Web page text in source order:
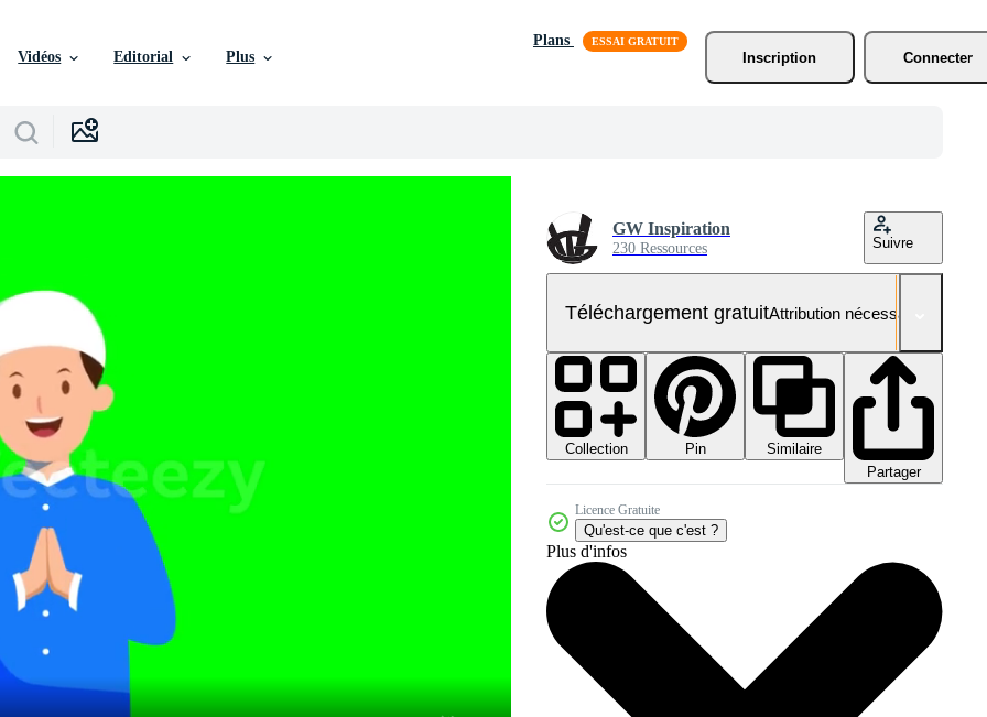
Vidéos Editorial Plus
Plans
Inscription
Connecter
GW Inspiration
230 Ressources Suivre
Téléchargement gratuitAttribution nécessaire
Collection Pin
Similaire
Partager
Licence Gratuite
Qu'est-ce que c'est ?
Plus d'infos